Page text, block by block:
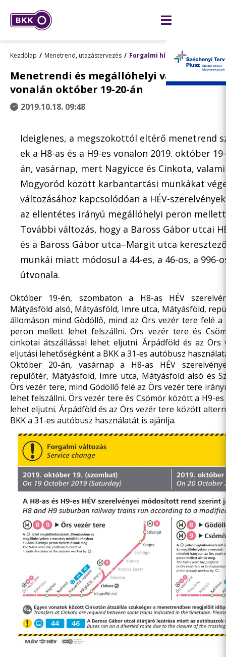
Kezdőlap Menetrend, utazástervezés Forgalmi hírek: előre
Menetrendi és megállóhelyi változások a
vonalán október 19-20-án
2019.10.18. 09:48
Ideiglenes, a megszokottól eltérő menetrend
ek a H8-as és a H9-es vonalon 2019. október
án, vasárnap, mert Nagyicce és Cinkota,
Mogyoród között karbantartási munkákat
változásához kapcsolódóan a HÉV-
az ellentétes irányú megállóhelyi peron
További változás, hogy a Baross Gábor utcai
és a Baross Gábor utca–Margit utca
munkái miatt módosul a 44-es, a 46-os, a 996-
útvonala.
Október 19-én, szombaton a H8-as HÉV
Mátyásföld alsó, Mátyásföld, Imre utca, Mátyásföld,
állomáson mind Gödöllő, mind az Örs vezér tere felé
peron mellett lehet felszállni. Örs vezér tere és
cinkotai átszállással lehet eljutni. Árpádföld és az
eljutási lehetőségként a BKK a 31-es autóbusz
Október 20-án, vasárnap a H8-as HÉV
repülőtér, Mátyásföld, Imre utca, Mátyásföld alsó és
Örs vezér tere, mind Gödöllő felé az Örs vezér tere
lehet felszállni. Örs vezér tere és Csömör között a H9-
lehet eljutni. Árpádföld és az Örs vezér tere között
BKK a 31-es autóbusz használatát is ajánlja.